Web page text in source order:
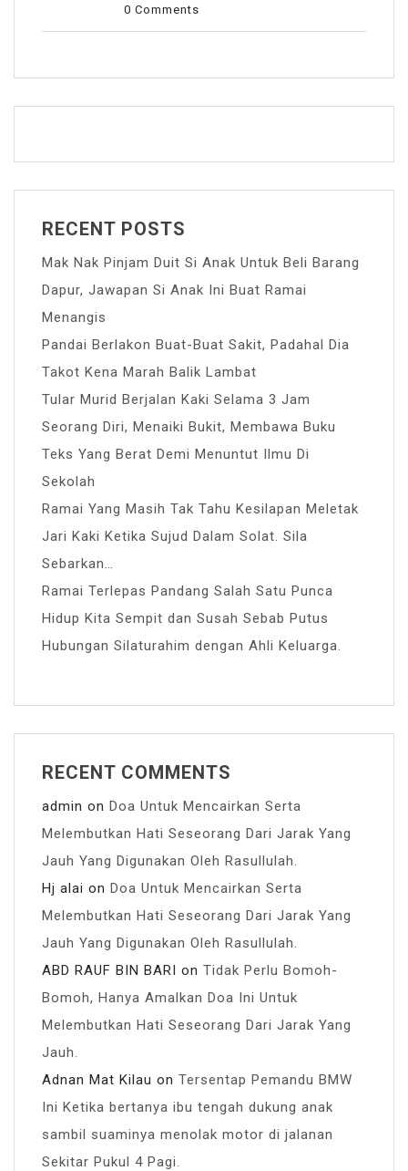
0 Comments
RECENT POSTS
Mak Nak Pinjam Duit Si Anak Untuk Beli Barang
Dapur, Jawapan Si Anak Ini Buat Ramai
Menangis
Pandai Berlakon Buat-Buat Sakit, Padahal Dia
Takot Kena Marah Balik Lambat
Tular Murid Berjalan Kaki Selama 3 Jam
Seorang Diri, Menaiki Bukit, Membawa Buku
Teks Yang Berat Demi Menuntut Ilmu Di
Sekolah
Ramai Yang Masih Tak Tahu Kesilapan Meletak
Jari Kaki Ketika Sujud Dalam Solat. Sila
Sebarkan…
Ramai Terlepas Pandang Salah Satu Punca
Hidup Kita Sempit dan Susah Sebab Putus
Hubungan Silaturahim dengan Ahli Keluarga.
RECENT COMMENTS
admin on Doa Untuk Mencairkan Serta
Melembutkan Hati Seseorang Dari Jarak Yang
Jauh Yang Digunakan Oleh Rasullulah.
Hj alai on Doa Untuk Mencairkan Serta
Melembutkan Hati Seseorang Dari Jarak Yang
Jauh Yang Digunakan Oleh Rasullulah.
ABD RAUF BIN BARI on Tidak Perlu Bomoh-
Bomoh, Hanya Amalkan Doa Ini Untuk
Melembutkan Hati Seseorang Dari Jarak Yang
Jauh.
Adnan Mat Kilau on Tersentap Pemandu BMW
Ini Ketika bertanya ibu tengah dukung anak
sambil suaminya menolak motor di jalanan
Sekitar Pukul 4 Pagi.